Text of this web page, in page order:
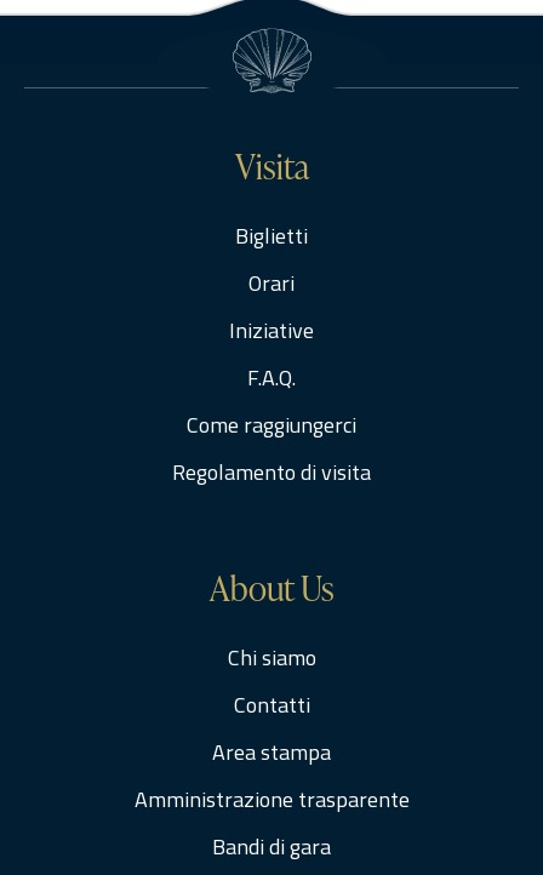
Visita
Biglietti
Orari
Iniziative
F.A.Q.
Come raggiungerci
Regolamento di visita
About Us
Chi siamo
Contatti
Area stampa
Amministrazione trasparente
Bandi di gara